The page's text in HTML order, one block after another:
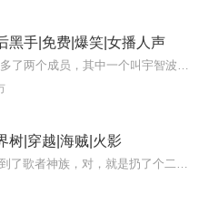
黑手|免费|爆笑|女播人声
树|穿越|海贼|火影